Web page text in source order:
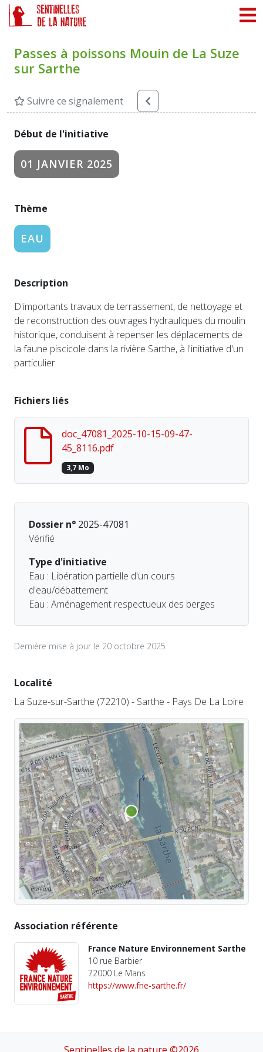
Passes à poissons Mouin de La Suze
sur Sarthe
Suivre ce signalement
Début de l'initiative
01 JANVIER 2025
Thème
EAU
Description
D'importants travaux de terrassement, de nettoyage et
de reconstruction des ouvrages hydrauliques du moulin
historique, conduisent à repenser les déplacements de
la faune piscicole dans la rivière Sarthe, à l'initiative d'un
particulier.
Fichiers liés
doc_47081_2025-10-15-09-47-
45_8116.pdf
3,7 Mo
Dossier n° 2025-47081
Vérifié
Type d'initiative
Eau : Libération partielle d'un cours
d'eau/débattement
Eau : Aménagement respectueux des berges
Dernière mise à jour le 20 octobre 2025
Localité
La Suze-sur-Sarthe (72210) - Sarthe - Pays De La Loire
Association référente
France Nature Environnement Sarthe
10 rue Barbier
72000 Le Mans
https://www.fne-sarthe.fr/
Panneau de gestion des cookies